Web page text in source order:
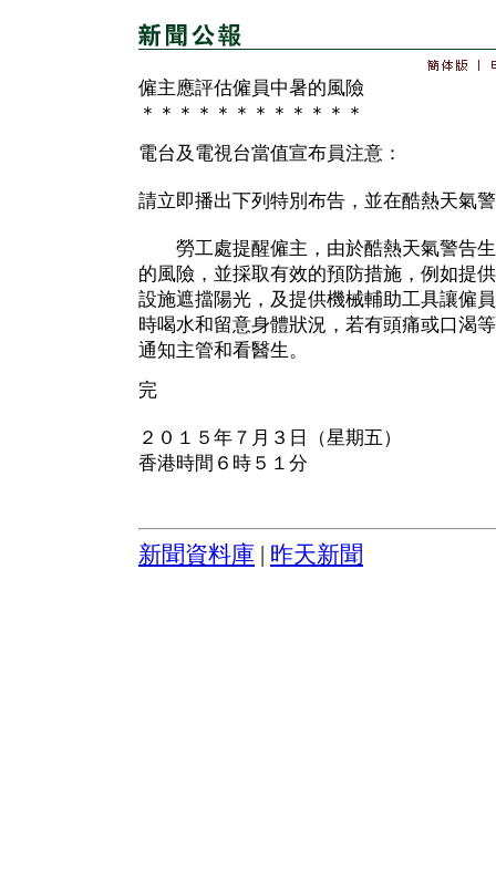
僱主應評估僱員中暑的風險
＊＊＊＊＊＊＊＊＊＊＊＊
電台及電視台當值宣布員注意：
請立即播出下列特別布告，並在酷熱天氣
勞工處提醒僱主，由於酷熱天氣警告生
的風險，並採取有效的預防措施，例如提
設施遮擋陽光，及提供機械輔助工具讓僱
時喝水和留意身體狀況，若有頭痛或口渴
通知主管和看醫生。
完
２０１５年７月３日（星期五）
香港時間６時５１分
新聞資料庫 昨天新聞